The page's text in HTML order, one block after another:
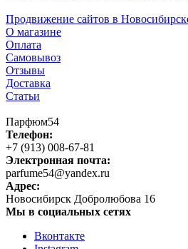
Продвижение сайтов в
О магазине
Оплата
Самовывоз
Отзывы
Доставка
Статьи
Парфюм54
Телефон:
+7 (913) 008-67-81
Электронная почта:
parfume54@yandex.ru
Адрес:
Новосибирск Добролюбова 16
Мы в социальных сетях
Вконтакте